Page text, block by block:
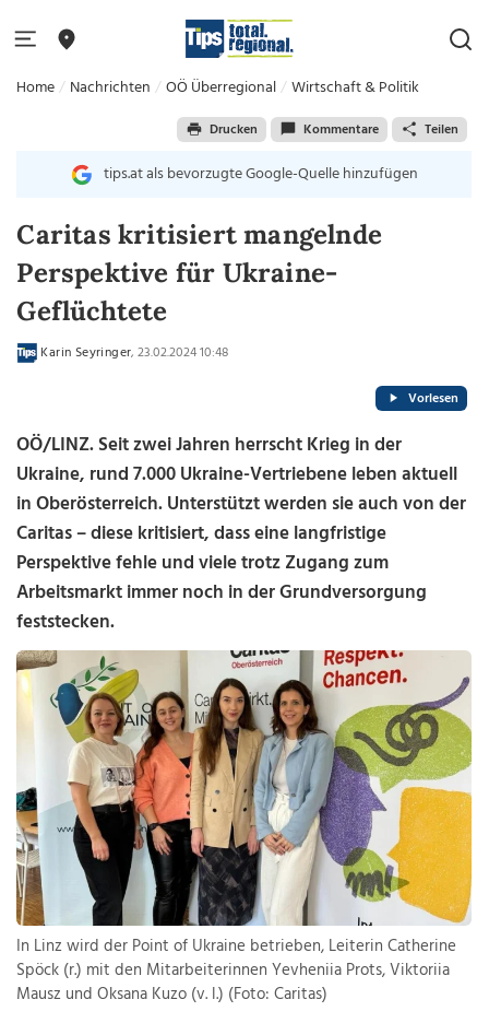
Home Nachrichten OÖ Überregional Wirtschaft & Politik
Drucken Kommentare Teilen
tips.at als bevorzugte Google-Quelle hinzufügen
Caritas kritisiert mangelnde
Perspektive für Ukraine-
Geflüchtete
Karin Seyringer, 23.02.2024 10:48
Vorlesen
OÖ/LINZ. Seit zwei Jahren herrscht Krieg in der
Ukraine, rund 7.000 Ukraine-Vertriebene leben aktuell
in Oberösterreich. Unterstützt werden sie auch von der
Caritas – diese kritisiert, dass eine langfristige
Perspektive fehle und viele trotz Zugang zum
Arbeitsmarkt immer noch in der Grundversorgung
feststecken.
In Linz wird der Point of Ukraine betrieben, Leiterin Catherine
Spöck (r.) mit den Mitarbeiterinnen Yevheniia Prots, Viktoriia
Mausz und Oksana Kuzo (v. l.) (Foto: Caritas)